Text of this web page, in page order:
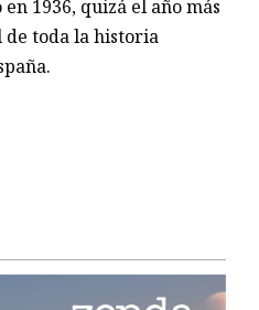
1936, quizá el año más
toda la historia